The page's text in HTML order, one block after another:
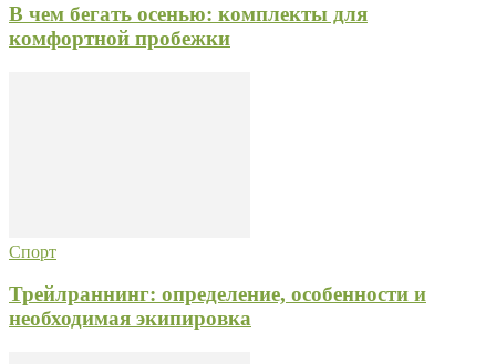
В чем бегать осенью: комплекты для
комфортной пробежки
Спорт
Трейлраннинг: определение, особенности и
необходимая экипировка